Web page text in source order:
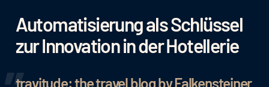
Automatisierung als Schlüssel
zur Innovation in der Hotellerie
travitude: the travel blog by Falkensteiner